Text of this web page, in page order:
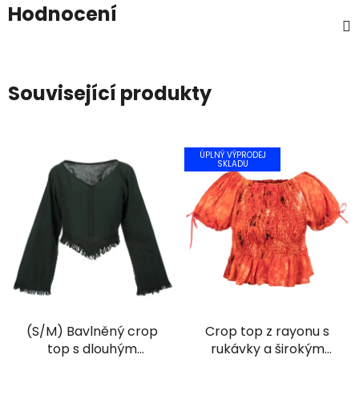
Hodnocení
Související produkty
(S/M) Bavlněný crop
top s dlouhým
ÚPLNÝ VÝPRODEJ
SKLADU
Crop top z rayonu s
rukávky a širokým